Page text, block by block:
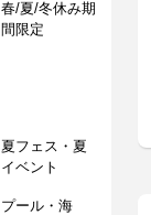
春/夏/冬休み期
間限定
夏フェス・夏
イベント
プール・海